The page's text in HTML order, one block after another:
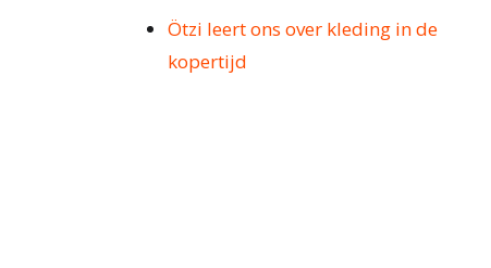
Ötzi leert ons over kleding in de
kopertijd